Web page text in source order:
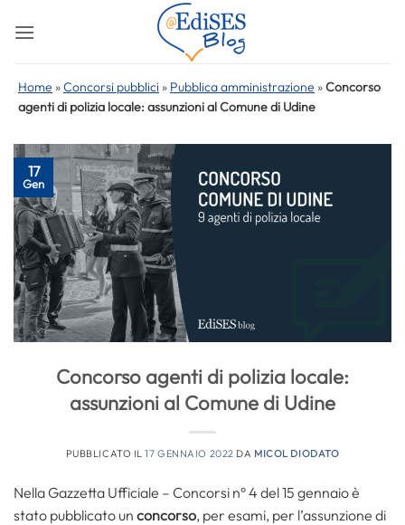
Home »Concorsi pubblici » Pubblica amministrazione »Concorso
agenti di polizia locale: assunzioni al Comune di Udine
17
Gen
Concorso agenti di polizia locale:
assunzioni al Comune di Udine
PUBBLICATO IL17 GENNAIO 2022 DA MICOL DIODATO
Nella Gazzetta Ufficiale – Concorsi n° 4 del 15 gennaio è
stato pubblicato un concorso, per esami, per l’assunzione di